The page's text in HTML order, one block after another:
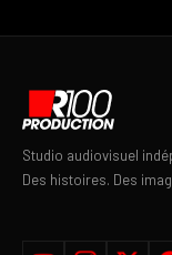
Studio audiovisuel
Des histoires. Des